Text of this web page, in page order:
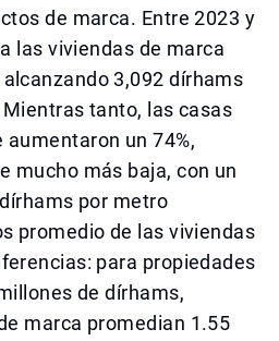
de marca. Entre 2023 y
las viviendas de marca
3,092 dírhams
tanto, las casas
aumentaron un 74%,
mucho más baja, con un
por metro
promedio de las viviendas
para propiedades
de dírhams,
marca promedian 1.55